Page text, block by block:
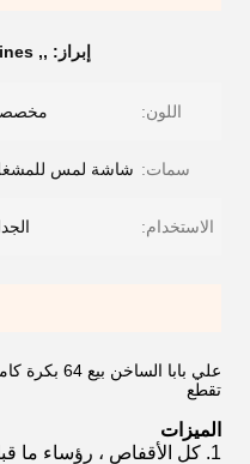
إبراز: ,
,
اللون:
سمات: شاشة لمس
الاستخدام:
علي بابا
تقطع
الميزات
1. كل الأقفاص ، رؤساء ما